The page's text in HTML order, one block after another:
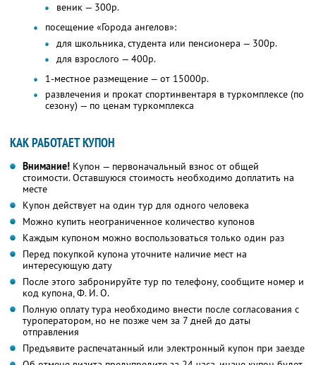
веник — 300р.
посещение «Города ангелов»:
для школьника, студента или пенсионера — 300р.
для взрослого — 400р.
1-местное размещение — от 15000р.
развлечения и прокат спортинвентаря в туркомплексе (по
сезону) — по ценам туркомплекса
КАК РАБОТАЕТ КУПОН
Внимание! Купон — первоначальный взнос от общей
стоимости. Оставшуюся стоимость необходимо доплатить на
месте
Купон действует на один тур для одного человека
Можно купить неограниченное количество купонов
Каждым купоном можно воспользоваться только один раз
Перед покупкой купона уточните наличие мест на
интересующую дату
После этого забронируйте тур по телефону, сообщите номер и
код купона,Ф. И. О.
Полную оплату тура необходимо внести после согласования с
туроператором, но не позже чем за 7 дней до даты
отправления
Предъявите распечатанный или электронный купон при заезде